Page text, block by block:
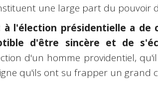
une large part du pouvoir
à l'élection présidentielle a de
d'être sincère et de
d'un homme providentiel,
qu'ils ont su frapper un grand